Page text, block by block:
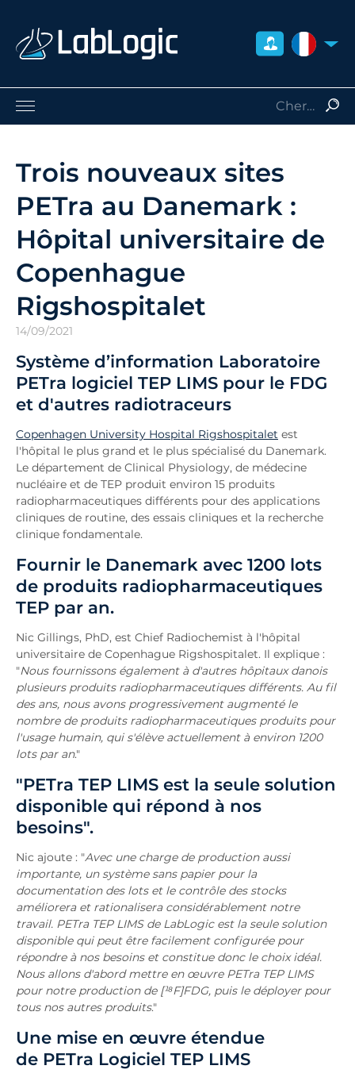
FRANCE
Radio-Protection
Consommables
Qui sommes-nous
Contact
Distributeurs
Trois nouveaux sites
PETra au Danemark :
Hôpital universitaire de
Copenhague
Rigshospitalet
14/09/2021
Système d’information Laboratoire
PETra logiciel TEP LIMS pour le FDG
et d'autres radiotraceurs
Copenhagen University Hospital Rigshospitalet est
l'hôpital le plus grand et le plus spécialisé du Danemark.
Le département de Clinical Physiology, de médecine
nucléaire et de TEP produit environ 15 produits
radiopharmaceutiques différents pour des applications
cliniques de routine, des essais cliniques et la recherche
clinique fondamentale.
Fournir le Danemark avec 1200 lots
de produits radiopharmaceutiques
TEP par an.
Nic Gillings, PhD, est Chief Radiochemist à l'hôpital
universitaire de Copenhague Rigshospitalet. Il explique :
"Nous fournissons également à d'autres hôpitaux danois
plusieurs produits radiopharmaceutiques différents. Au fil
des ans, nous avons progressivement augmenté le
nombre de produits radiopharmaceutiques produits pour
l'usage humain, qui s'élève actuellement à environ 1200
lots par an."
"PETra TEP LIMS est la seule solution
disponible qui répond à nos
besoins".
Nic ajoute : "Avec une charge de production aussi
importante, un système sans papier pour la
documentation des lots et le contrôle des stocks
améliorera et rationalisera considérablement notre
travail. PETra TEP LIMS de LabLogic est la seule solution
disponible qui peut être facilement configurée pour
répondre à nos besoins et constitue donc le choix idéal.
Nous allons d'abord mettre en œuvre PETra TEP LIMS
pour notre production de [¹⁸F]FDG, puis le déployer pour
tous nos autres produits."
Une mise en œuvre étendue
de PETra Logiciel TEP LIMS